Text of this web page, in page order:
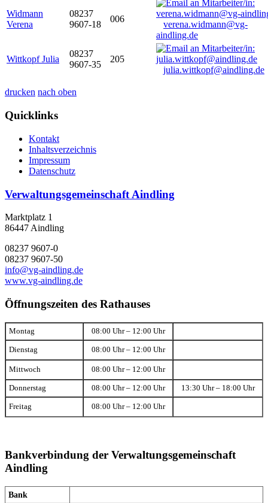
Widmann
Verena
08237
9607-18
006
verena.widmann@vg-
aindling.de
Wittkopf Julia
08237
9607-35
205
julia.wittkopf@aindling.de
drucken nach oben
Quicklinks
Kontakt
Inhaltsverzeichnis
Impressum
Datenschutz
Verwaltungsgemeinschaft Aindling
Marktplatz 1
86447 Aindling
08237 9607-0
08237 9607-50
info@vg-aindling.de
www.vg-aindling.de
Öffnungszeiten des Rathauses
Montag 08:00 Uhr – 12:00 Uhr
Dienstag 08:00 Uhr – 12:00 Uhr
Mittwoch 08:00 Uhr – 12:00 Uhr
Donnerstag 08:00 Uhr – 12:00 Uhr 13:30 Uhr – 18:00 Uhr
Freitag 08:00 Uhr – 12:00 Uhr
Bankverbindung der Verwaltungsgemeinschaft
Aindling
Bank